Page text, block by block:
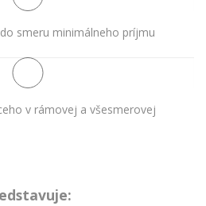
smeru minimálneho príjmu
v rámovej a všesmerovej